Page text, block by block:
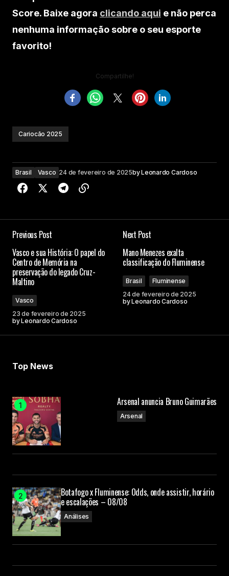
Score. Baixe agora clicando aqui e não perca
nenhuma informação sobre o seu esporte
favorito!
Compartilhe!
Cariocão 2025
Brasil Vasco 24 de fevereiro de 2025byLeonardo Cardoso
Previous Post
Vasco e sua História: O papel do
Centro de Memória na
preservação do legado Cruz-
Maltino
Vasco
23 de fevereiro de 2025
byLeonardo Cardoso
Next Post
Mano Menezes exalta
classificação do Fluminense
Brasil
Fluminense
24 de fevereiro de 2025
byLeonardo Cardoso
Top News
Arsenal anuncia Bruno Guimarães
Arsenal
Botafogo x Fluminense: Odds, onde assistir, horário
e escalações – 08/08
Análises